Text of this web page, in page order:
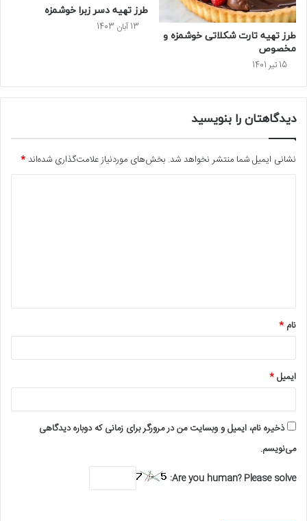
طرز تهیه تارت شکلاتی خوشمزه و
مخصوص
15 تیر 1401
طرز تهیه دسر زبرا خوشمزه
13 آبان 1403
دیدگاهتان را بنویسید
نشانی ایمیل شما منتشر نخواهد شد. بخش‌های موردنیاز علامت‌گذاری شده‌اند*
*
نام *
ایمیل*
ذخیره نام، ایمیل و وبسایت من در مرورگر برای زمانی که دوباره دیدگاهی
می‌نویسم.
Are you human? Please solve: